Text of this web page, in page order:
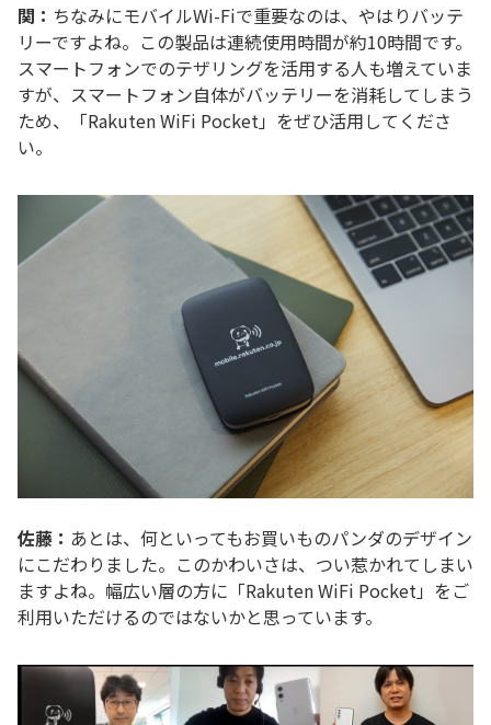
関： ちなみにモバイルWi-Fiで重要なのは、やはりバッテ
リーですよね。この製品は連続使用時間が約10時間です。
スマートフォンでのテザリングを活用する人も増えていま
すが、スマートフォン自体がバッテリーを消耗してしまう
ため、「Rakuten WiFi Pocket」をぜひ活用してくださ
い。
佐藤： あとは、何といってもお買いものパンダのデザイン
にこだわりました。このかわいさは、つい惹かれてしまい
ますよね。幅広い層の方に「Rakuten WiFi Pocket」をご
利用いただけるのではないかと思っています。